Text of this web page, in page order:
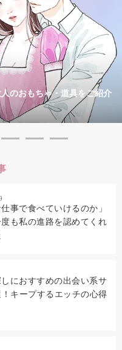
のおもちゃ・道具をご紹介
仕事で食べていけるのか」
も私の進路を認めてくれ
におすすめの出会い系サ
！キープするエッチの心得